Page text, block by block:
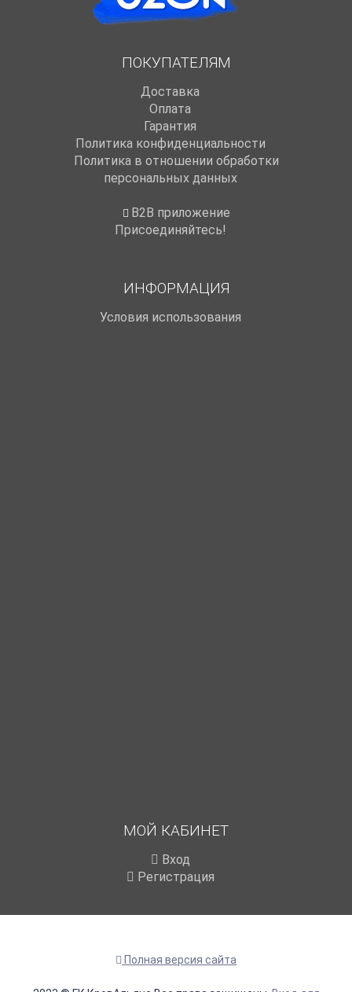
ПОКУПАТЕЛЯМ
Доставка
Оплата
Гарантия
Политика конфиденциальности
Политика в отношении обработки
персональных данных
B2B приложение
Присоединяйтесь!
ИНФОРМАЦИЯ
Условия использования
МОЙ КАБИНЕТ
Вход
Регистрация
Полная версия сайта